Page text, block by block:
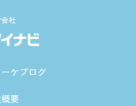
社
ケブログ
要